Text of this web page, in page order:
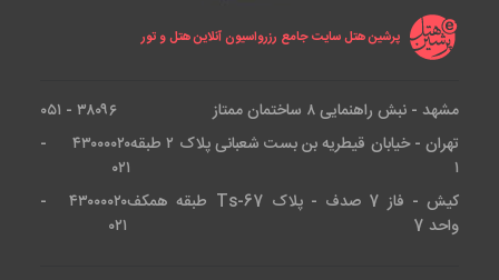
پرشین هتل سایت جامع رزرواسیون آنلاین هتل و تور
مشهد - نبش راهنمایی ۸ ساختمان ممتاز
۳۸۰۹۶ - ۰۵۱
تهران - خیابان قیطریه بن بست شعبانی پلاک ۲ طبقه
۱
۴۳۰۰۰۰۲۰ -
۰۲۱
کیش - فاز 7 صدف - پلاک Ts-67 طبقه همکف
واحد 7
۴۳۰۰۰۰۲۰ -
۰۲۱